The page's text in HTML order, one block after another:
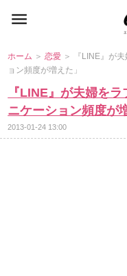
ホーム ＞恋愛 ＞ 『LINE』が
ョン頻度が増えた」
『LINE』が夫婦を
ニケーション頻度が
2013-01-24 13:00